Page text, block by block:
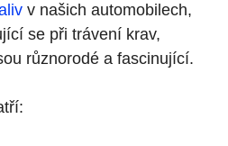
v našich automobilech,
se při trávení krav,
různorodé a fascinující.